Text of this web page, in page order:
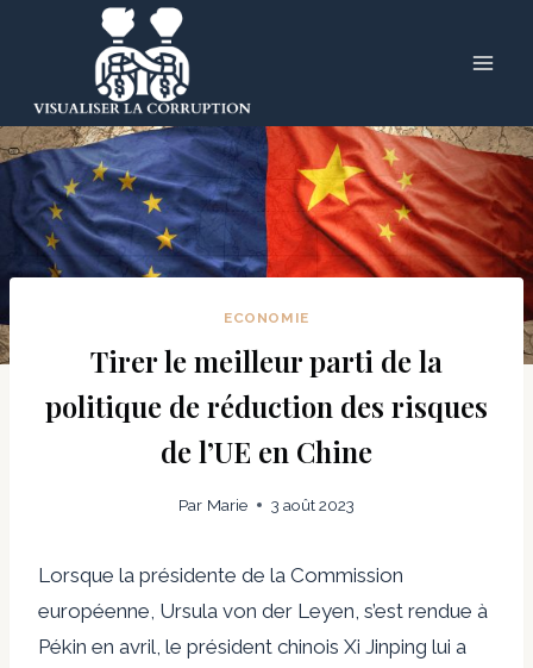
ECONOMIE
Tirer le meilleur parti de la
politique de réduction des risques
de l’UE en Chine
Par Marie 3 août 2023
Lorsque la présidente de la Commission
européenne, Ursula von der Leyen, s’est rendue à
Pékin en avril, le président chinois Xi Jinping lui a